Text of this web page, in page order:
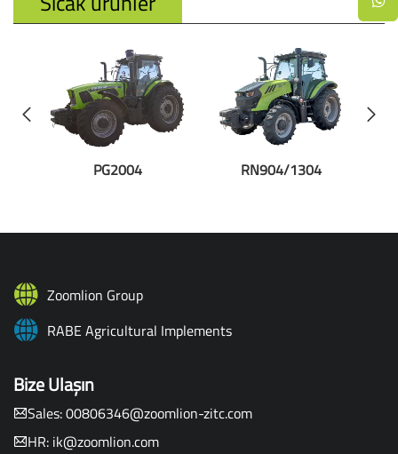
PG2004 RN904/1304
Zoomlion Group
RABE Agricultural Implements
Bize Ulaşın
Sales:00806346@zoomlion-zitc.com
HR: ik@zoomlion.com